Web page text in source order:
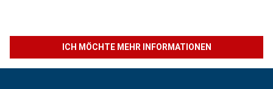
ICH MÖCHTE MEHR INFORMATIONEN